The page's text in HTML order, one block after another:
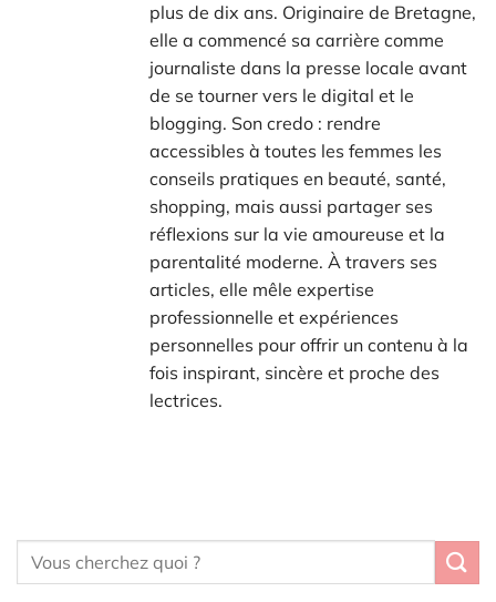
plus de dix ans. Originaire de Bretagne,
elle a commencé sa carrière comme
journaliste dans la presse locale avant
de se tourner vers le digital et le
blogging. Son credo : rendre
accessibles à toutes les femmes les
conseils pratiques en beauté, santé,
shopping, mais aussi partager ses
réflexions sur la vie amoureuse et la
parentalité moderne. À travers ses
articles, elle mêle expertise
professionnelle et expériences
personnelles pour offrir un contenu à la
fois inspirant, sincère et proche des
lectrices.